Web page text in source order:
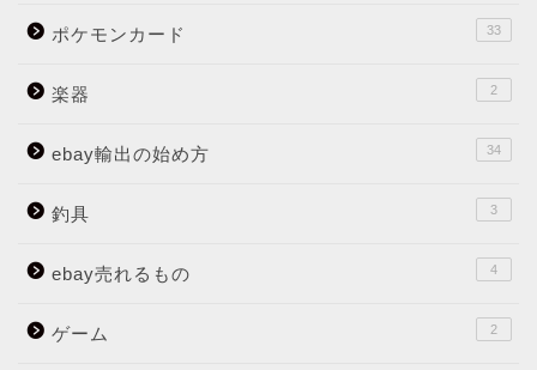
ポケモンカード 33
楽器 2
ebay輸出の始め方 34
釣具 3
ebay売れるもの 4
ゲーム 2